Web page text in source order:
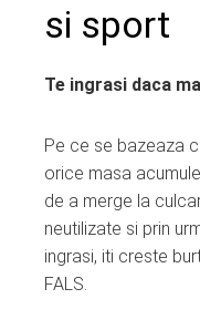
si sport
Te ingrasi daca
Pe ce se bazeaza
orice masa
de a merge la
neutilizate si prin
ingrasi, iti creste
FALS.